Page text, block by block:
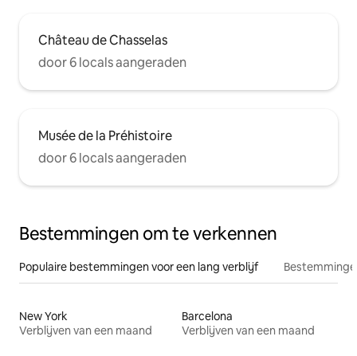
Château de Chasselas
door 6 locals aangeraden
Musée de la Préhistoire
door 6 locals aangeraden
Bestemmingen om te verkennen
Populaire bestemmingen voor een lang verblijf
New York
Verblijven van een maand
Barcelona
Verblijven van een maand